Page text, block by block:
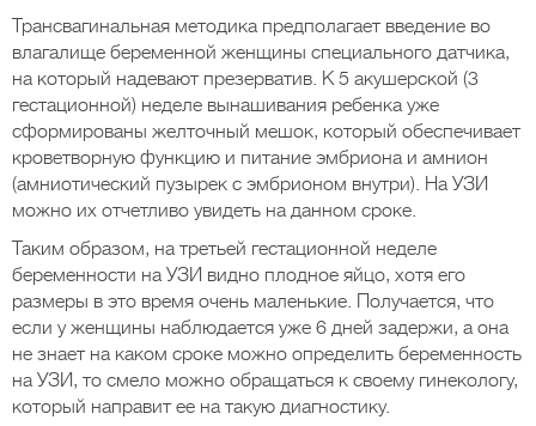
Трансвагинальная методика предполагает введение во
влагалище беременной женщины специального датчика,
на который надевают презерватив. К 5 акушерской (3
гестационной) неделе вынашивания ребенка уже
сформированы желточный мешок, который обеспечивает
кроветворную функцию и питание эмбриона и амнион
(амниотический пузырек с эмбрионом внутри). На УЗИ
можно их отчетливо увидеть на данном сроке.
Таким образом, на третьей гестационной неделе
беременности на УЗИ видно плодное яйцо, хотя его
размеры в это время очень маленькие. Получается, что
если у женщины наблюдается уже 6 дней задержи, а она
не знает на каком сроке можно определить беременность
на УЗИ, то смело можно обращаться к своему гинекологу,
который направит ее на такую диагностику.